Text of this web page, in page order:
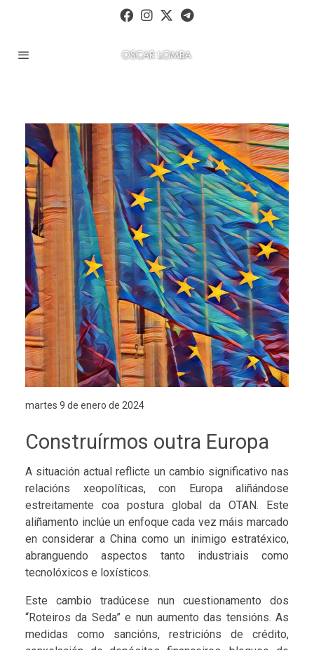
martes 9 de enero de 2024
Construírmos outra Europa
A situación actual reflicte un cambio significativo nas
relacións xeopolíticas, con Europa aliñándose
estreitamente coa postura global da OTAN. Este
aliñamento inclúe un enfoque cada vez máis marcado
en considerar a China como un inimigo estratéxico,
abranguendo aspectos tanto industriais como
tecnolóxicos e loxísticos.
Este cambio tradúcese nun cuestionamento dos
“Roteiros da Seda” e nun aumento das tensións. As
medidas como sancións, restricións de crédito,